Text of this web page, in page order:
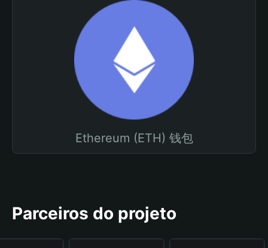
Ethereum (ETH) 钱包
Parceiros do projeto